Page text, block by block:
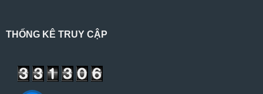
THỐNG KÊ TRUY CẬP